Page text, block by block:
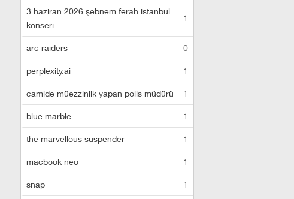
3 haziran 2026 şebnem ferah istanbul
konseri
1
arc raiders 0
perplexity.ai 1
camide müezzinlik yapan polis müdürü 1
blue marble 1
the marvellous suspender 1
macbook neo 1
snap 1